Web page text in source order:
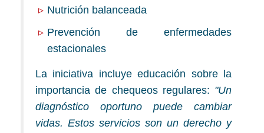
Nutrición balanceada
Prevención de enfermedades
estacionales
La iniciativa incluye educación sobre la
importancia de chequeos regulares: "Un
diagnóstico oportuno puede cambiar
vidas. Estos servicios son un derecho y